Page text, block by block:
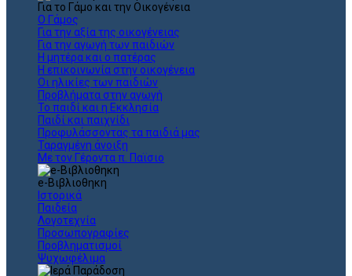
Για το Γάμο και την Οικογένεια
Ο Γάμος
Για την αξία της οικογένειας
Για την αγωγή των παιδιών
Η μητέρα και ο πατέρας
Η επικοινωνία στην οικογένεια
Οι ηλικίες των παιδιών
Προβλήματα στην αγωγή
Το παιδί και η Εκκλησία
Παιδί και παιχνίδι
Προφυλάσσοντας τα παιδιά μας
Ταραγμένη άνοιξη
Με τον Γέροντα π. Παϊσιο
e-Βιβλιοθηκη
Ιστορικά
Παιδεία
Λογοτεχνία
Προσωπογραφίες
Προβληματισμοί
Ψυχωφέλιμα